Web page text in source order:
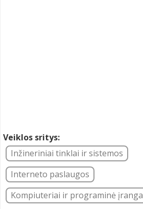
Veiklos sritys:
Inžineriniai tinklai ir sistemos
Interneto paslaugos
Kompiuteriai ir programinė įranga